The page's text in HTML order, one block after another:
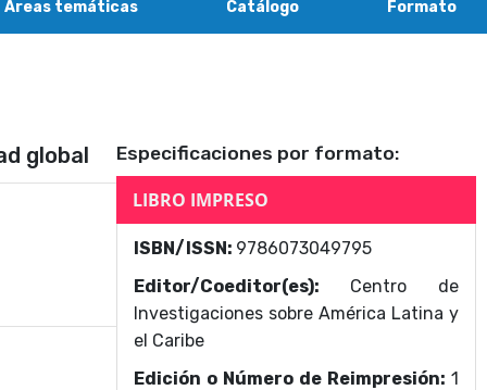
Áreas temáticas Catálogo Formato
global Especificaciones por formato:
LIBRO IMPRESO
ISBN/ISSN: 9786073049795
Editor/Coeditor(es): Centro de
Investigaciones sobre América Latina y
el Caribe
Edición o Número de Reimpresión: 1